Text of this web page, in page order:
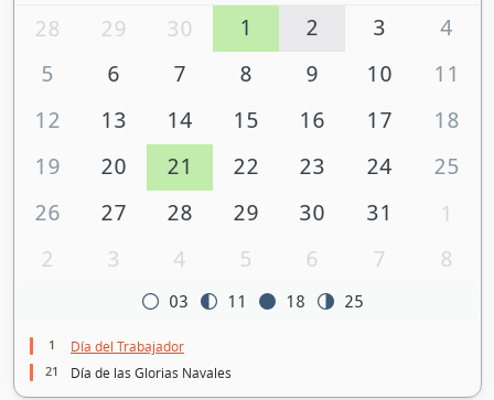
28 29 30 1 2 3
4
5
6 7 8 9 10
11
12
13 14 15 16 17
18
19
20 21 22 23 24
25
26
27 28 29 30 31
1
2
3 4 5 6 7 8
03 11 18 25
1 Día del Trabajador
21 Día de las Glorias Navales